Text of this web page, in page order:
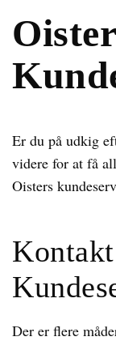
Er du på udkig
videre for at få
Oisters
Der er flere